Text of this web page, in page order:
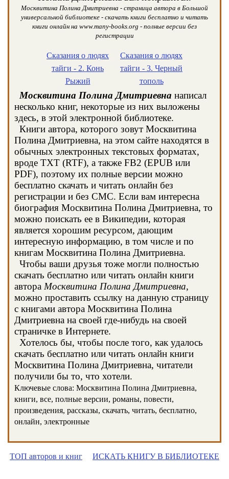
Москвитина Полина Дмитриевна - страница автора в Большой
универсальной библиотеке - скачать книги бесплатно и читать
книги онлайн на www.many-books.org - полные версии без
регистрации
Сказания о людях
тайги - 2. Конь
Рыжий
Сказания о людях
тайги - 3. Черный
тополь
Москвитина Полина Дмитриевна написал
несколько книг, некоторые из них выложены
здесь, в этой электронной библиотеке.
Книги автора, которого зовут Москвитина
Полина Дмитриевна, на этом сайте находятся в
обычных электронных текстовых форматах,
вроде TXT (RTF), а также FB2 (EPUB или
PDF), поэтому их полные версии можно
бесплатно скачать и читать онлайн без
регистрации и без СМС. Если вам интересна
биография Москвитина Полина Дмитриевна, то
можно поискать ее в Википедии, которая
является хорошим ресурсом, дающим
интересную информацию, в том числе и по
книгам Москвитина Полина Дмитриевна.
Чтобы ваши друзья тоже могли полностью
скачать бесплатно или читать онлайн книги
автора Москвитина Полина Дмитриевна,
можно проставить ссылку на данную страницу
с книгами автора Москвитина Полина
Дмитриевна на своей где-нибудь на своей
страничке в Интернете.
Хотелось бы, чтобы после того, как удалось
скачать бесплатно или читать онлайн книги
Москвитина Полина Дмитриевна, читатели
получили бы то, что хотели.
Ключевые слова: Москвитина Полина Дмитриевна,
книги, все, полные версии, романы, повести,
произведения, рассказы, скачать, читать, бесплатно,
онлайн, электронные
ТОП авторов и книг ИСКАТЬ КНИГУ В БИБЛИОТЕКЕ